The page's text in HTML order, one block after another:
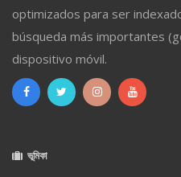
optimizados para ser
búsqueda más importantes
dispositivo móvil.
ভূমিকা